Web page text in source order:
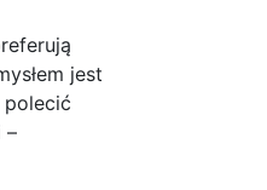
jest
–